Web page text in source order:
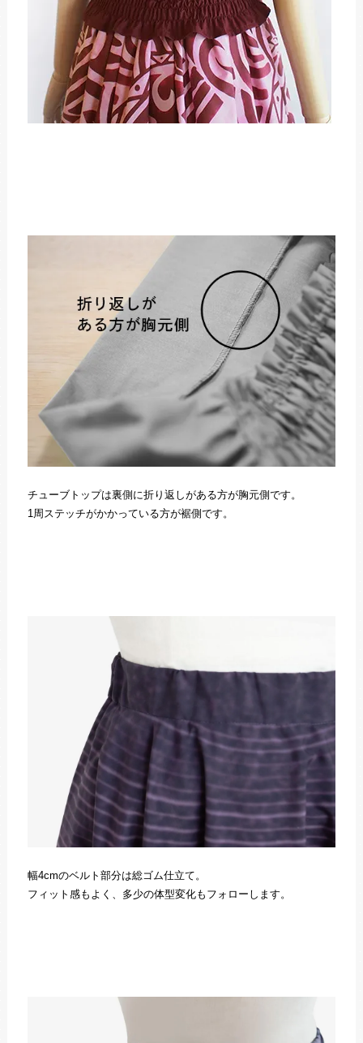
チューブトップは裏側に折り返しがある方が胸元側です。
1周ステッチがかかっている方が裾側です。
幅4cmのベルト部分は総ゴム仕立て。
フィット感もよく、多少の体型変化もフォローします。